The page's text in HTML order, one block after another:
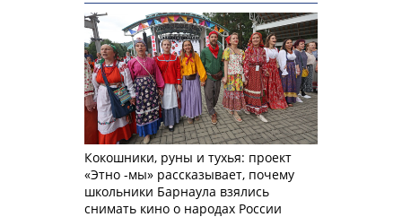
Кокошники, руны и тухья: проект
«Этно -мы» рассказывает, почему
школьники Барнаула взялись
снимать кино о народах России